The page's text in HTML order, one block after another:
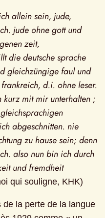
allein sein, jude,
jude ohne gott und
zeit,
die deutsche sprache
gleichzüngige faul und
d.i. ohne leser.
mit mir unterhalten ;
abgeschnitten. nie
zu hause sein; denn
also nun bin ich durch
und fremdheit
qui souligne, KHK)
la perte de la langue